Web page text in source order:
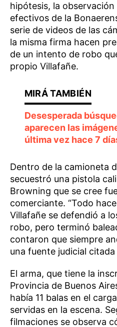
hipótesis, la
efectivos de la
serie de videos de las
la misma firma hacen
de un intento de robo
propio Villafañe.
Desesperada
aparecen las
última vez hace 7
Dentro de la camioneta
secuestró una pistola
Browning que se cree
comerciante. “Todo
Villafañe se defendió a
robo, pero terminó
contaron que siempre
una fuente judicial
El arma, que tiene la
Provincia de Buenos
había 11 balas en el
servidas en la escena.
filmaciones se observa